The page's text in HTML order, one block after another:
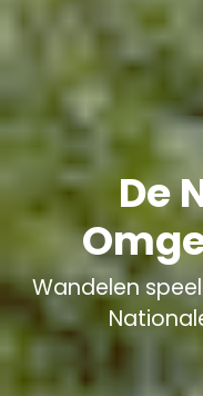
De
Wandelen